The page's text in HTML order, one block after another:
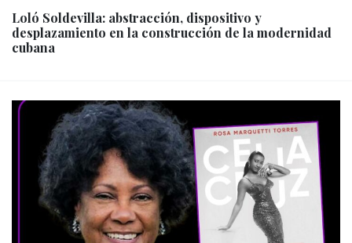
Loló Soldevilla: abstracción, dispositivo y
desplazamiento en la construcción de la modernidad
cubana